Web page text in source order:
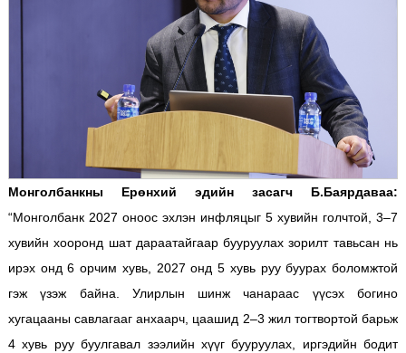
Монголбанкны Ерөнхий эдийн засагч Б.Баярдаваа:
“Монголбанк 2027 оноос эхлэн инфляцыг 5 хувийн голчтой, 3–7
хувийн хооронд шат дараатайгаар бууруулах зорилт тавьсан нь
ирэх онд 6 орчим хувь, 2027 онд 5 хувь руу буурах боломжтой
гэж үзэж байна. Улирлын шинж чанараас үүсэх богино
хугацааны савлагааг анхаарч, цаашид 2–3 жил тогтвортой барьж
4 хувь руу буулгавал зээлийн хүүг бууруулах, иргэдийн бодит